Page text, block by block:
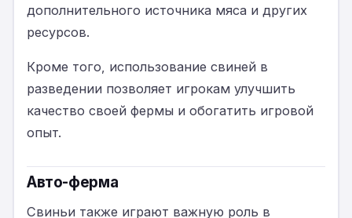
дополнительного источника мяса и других
ресурсов.
Кроме того, использование свиней в
разведении позволяет игрокам улучшить
качество своей фермы и обогатить игровой
опыт.
Авто-ферма
Свиньи также играют важную роль в